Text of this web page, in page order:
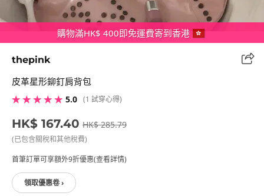
購物滿HK$ 400即免運費寄到香港
thepink
皮革星形鉚釘肩背包
★ ★ ★ ★ ★ 5.0 (1 試穿心得)
HK$ 167.40 HK$ 285.79
(已包含關稅和其他稅費)
首筆訂單可享額外9折優惠(查看詳情)
領取優惠卷 ›